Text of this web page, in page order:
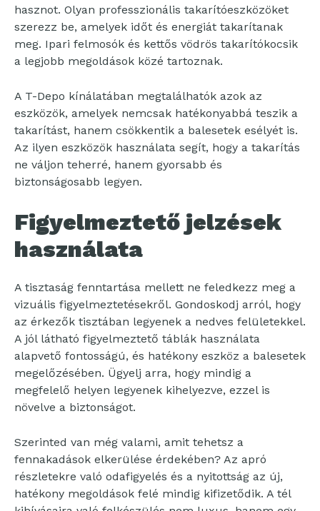
hasznot. Olyan professzionális takarítóeszközöket
szerezz be, amelyek időt és energiát takarítanak
meg. Ipari felmosók és kettős vödrös takarítókocsik
a legjobb megoldások közé tartoznak.
A T-Depo kínálatában megtalálhatók azok az
eszközök, amelyek nemcsak hatékonyabbá teszik a
takarítást, hanem csökkentik a balesetek esélyét is.
Az ilyen eszközök használata segít, hogy a takarítás
ne váljon teherré, hanem gyorsabb és
biztonságosabb legyen.
Figyelmeztető jelzések
használata
A tisztaság fenntartása mellett ne feledkezz meg a
vizuális figyelmeztetésekről. Gondoskodj arról, hogy
az érkezők tisztában legyenek a nedves felületekkel.
A jól látható figyelmeztető táblák használata
alapvető fontosságú, és hatékony eszköz a balesetek
megelőzésében. Ügyelj arra, hogy mindig a
megfelelő helyen legyenek kihelyezve, ezzel is
növelve a biztonságot.
Szerinted van még valami, amit tehetsz a
fennakadások elkerülése érdekében? Az apró
részletekre való odafigyelés és a nyitottság az új,
hatékony megoldások felé mindig kifizetődik. A tél